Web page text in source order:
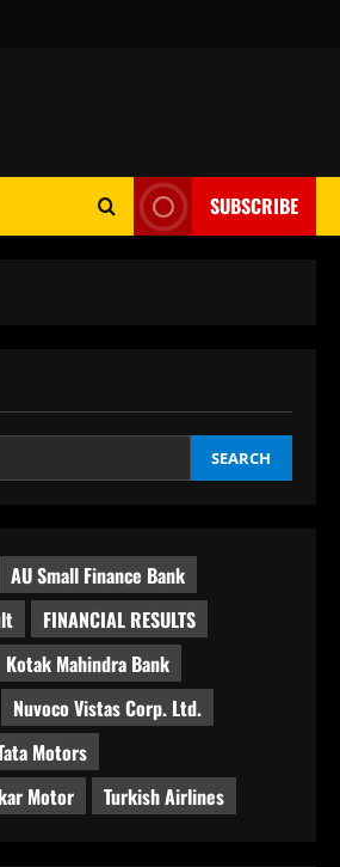
SUBSCRIBE
SEARCH
AU Small Finance Bank
FINANCIAL RESULTS
Kotak Mahindra Bank
Nuvoco Vistas Corp. Ltd.
Motors
Motor
Turkish Airlines